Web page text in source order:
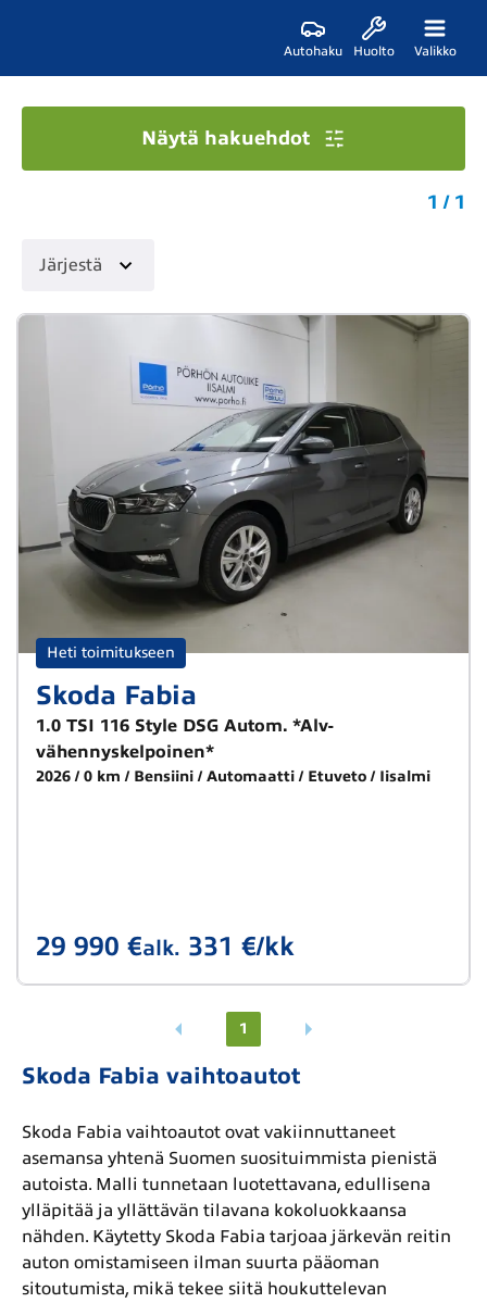
Autohaku Huolto Valikko
Näytä hakuehdot
1 / 1
Järjestä
Heti toimitukseen
Skoda Fabia
1.0 TSI 116 Style DSG Autom. *Alv-
vähennyskelpoinen*
2026 0 km Bensiini Automaatti Etuveto Iisalmi
29 990 €alk. 331 €/kk
1
Skoda Fabia vaihtoautot
Skoda Fabia vaihtoautot ovat vakiinnuttaneet
asemansa yhtenä Suomen suosituimmista pienistä
autoista. Malli tunnetaan luotettavana, edullisena
ylläpitää ja yllättävän tilavana kokoluokkaansa
nähden. Käytetty Skoda Fabia tarjoaa järkevän reitin
auton omistamiseen ilman suurta pääoman
sitoutumista, mikä tekee siitä houkuttelevan